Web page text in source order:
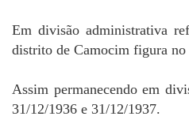
Em divisão administrativa
distrito de Camocim figura
Assim permanecendo em
31/12/1936 e 31/12/1937.